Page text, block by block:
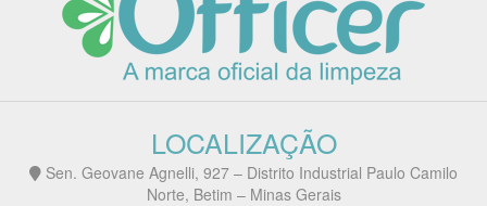
LOCALIZAÇÃO
Sen. Geovane Agnelli, 927 – Distrito Industrial Paulo Camilo
Norte, Betim – Minas Gerais